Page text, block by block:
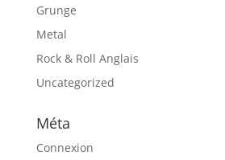
Grunge
Metal
Rock & Roll Anglais
Uncategorized
Méta
Connexion